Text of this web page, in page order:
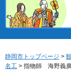
静岡市トップページ >
名工 > 指物師 海野義